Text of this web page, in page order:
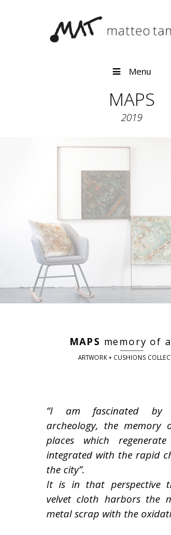
Menu
MAPS
2019
MAPS memory of
ARTWORK + CUSHIONS
“I am fascinated by
archeology, the memory
places which
integrated with the rapid
the city”.
It is in that perspective
velvet cloth harbors the
metal scrap with the